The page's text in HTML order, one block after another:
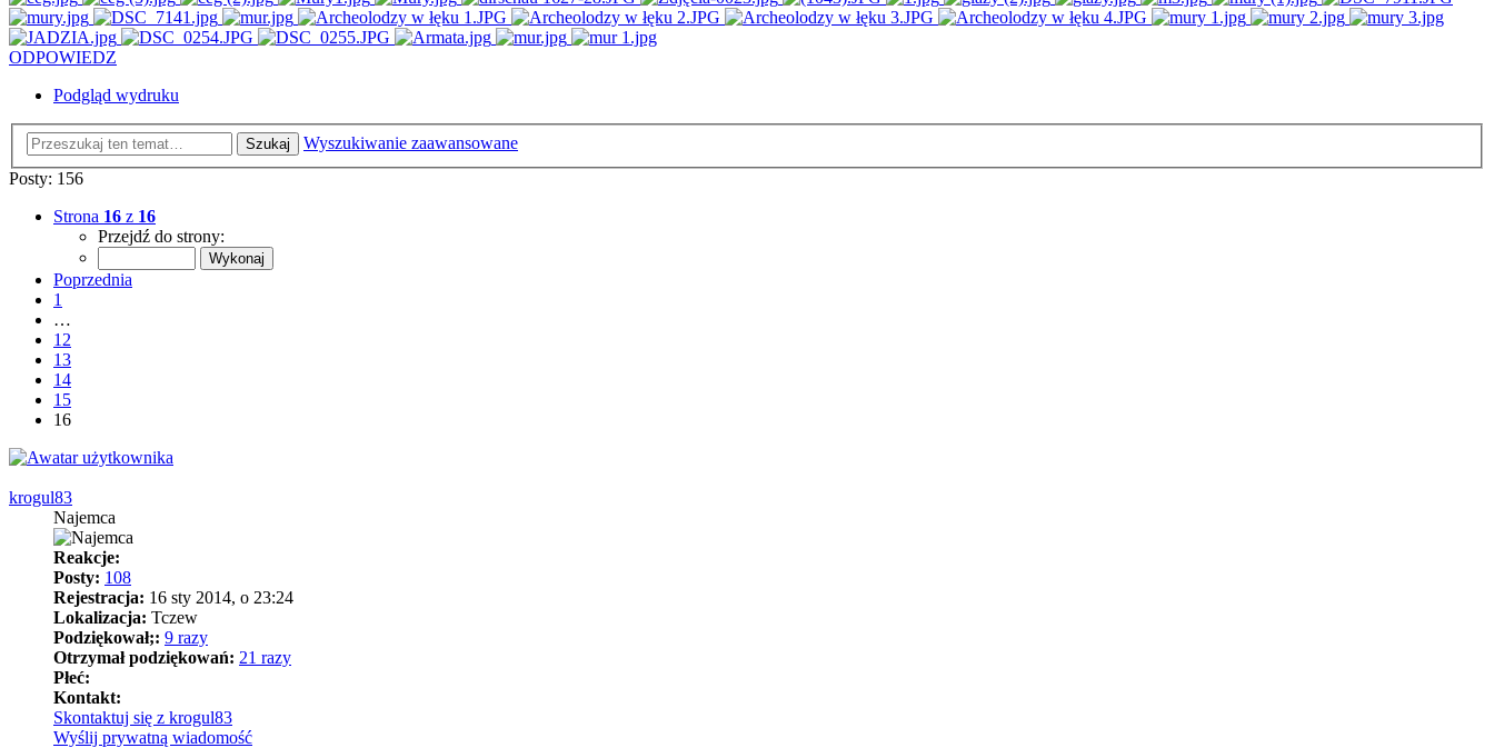
ODPOWIEDZ
Podgląd wydruku
Szukaj
Wyszukiwanie zaawansowane
Posty: 156
Strona 16 z 16
Przejdź do strony:
Poprzednia
1
…
12
13
14
15
16
krogul83
Najemca
Reakcje:
Posty: 108
Rejestracja: 16 sty 2014, o 23:24
Lokalizacja: Tczew
Podziękował;: 9 razy
Otrzymał podziękowań: 21 razy
Płeć:
Kontakt:
Skontaktuj się z krogul83
Wyślij prywatną wiadomość